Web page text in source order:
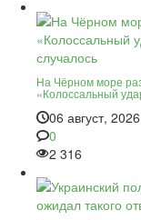
На Чёрном море
«Колоссальный
06 август, 2026
0
2 316